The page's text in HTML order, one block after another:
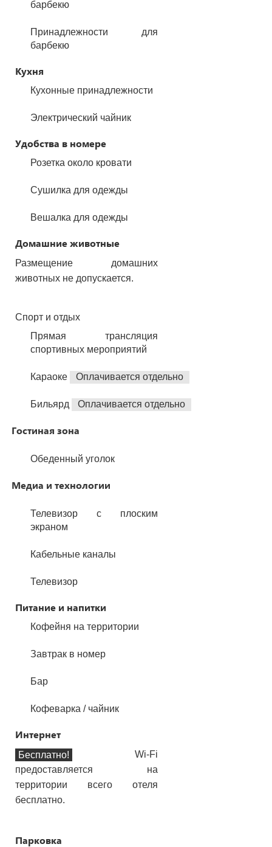
барбекю
Принадлежности для
барбекю
Кухня
Кухонные принадлежности
Электрический чайник
Удобства в номере
Розетка около кровати
Сушилка для одежды
Вешалка для одежды
Домашние животные
Размещение домашних
животных не допускается.
Спорт и отдых
Прямая трансляция
спортивных мероприятий
Караоке Оплачивается отдельно
Бильярд Оплачивается отдельно
Гостиная зона
Обеденный уголок
Медиа и технологии
Телевизор с плоским
экраном
Кабельные каналы
Телевизор
Питание и напитки
Кофейня на территории
Завтрак в номер
Бар
Кофеварка / чайник
Интернет
Бесплатно!
Wi-Fi
предоставляется на
территории всего отеля
бесплатно.
Парковка